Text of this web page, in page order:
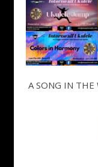
A SONG IN